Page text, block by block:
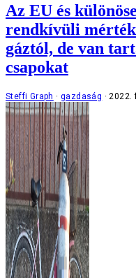
Az EU és
rendkívüli
gáztól, de van
csapokat
Steffi Graph gazdaság 2022.